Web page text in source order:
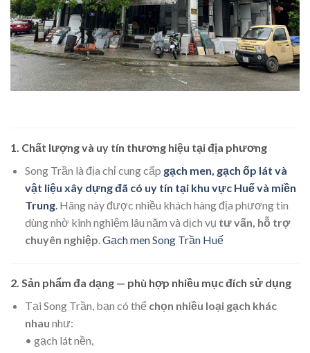
1. Chất lượng và uy tín thương hiệu tại địa phương
Song Trần là địa chỉ cung cấp gạch men, gạch ốp lát và
vật liệu xây dựng đã có uy tín tại khu vực Huế và miền
Trung.Hãng này được nhiều khách hàng địa phương tin
dùng nhờ kinh nghiệm lâu năm và dịch vụ tư vấn, hỗ trợ
chuyên nghiệp.Gạch men Song Trần Huế
2. Sản phẩm đa dạng — phù hợp nhiều mục đích sử dụng
Tại Song Trần, bạn có thể chọn nhiều loại gạch khác
nhau như:
• gạch lát nền,